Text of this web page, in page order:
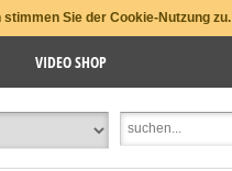
Sie der Cookie-Nutzung zu.
VIDEO SHOP